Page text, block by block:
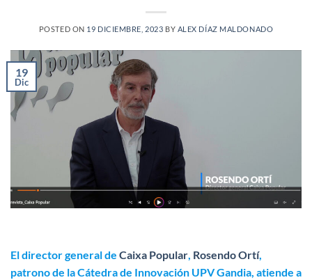
POSTED ON 19 DICIEMBRE, 2023 BY ALEX DÍAZ MALDONADO
19
Dic
El director general de Caixa Popular, Rosendo Ortí,
patrono de la Cátedra de Innovación UPV Gandia, atiende a